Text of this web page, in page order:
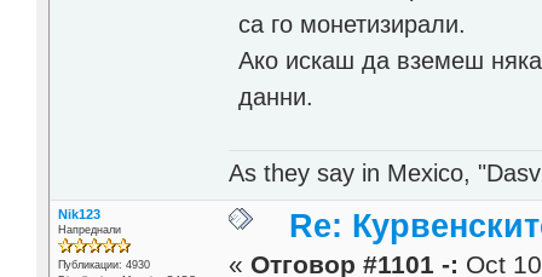
са го монетизирали.
Ако искаш да вземеш
данни.
As they say in Mexico,
Nik123
Напреднали
Публикации: 4930
Re:
« Отговор #1101 -: Oct